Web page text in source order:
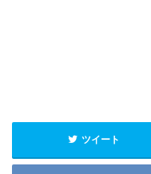
ツイート